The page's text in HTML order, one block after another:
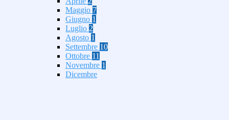
Maggio 7
Giugno 1
Luglio 2
Agosto 1
Settembre 10
Ottobre 11
Novembre 1
Dicembre